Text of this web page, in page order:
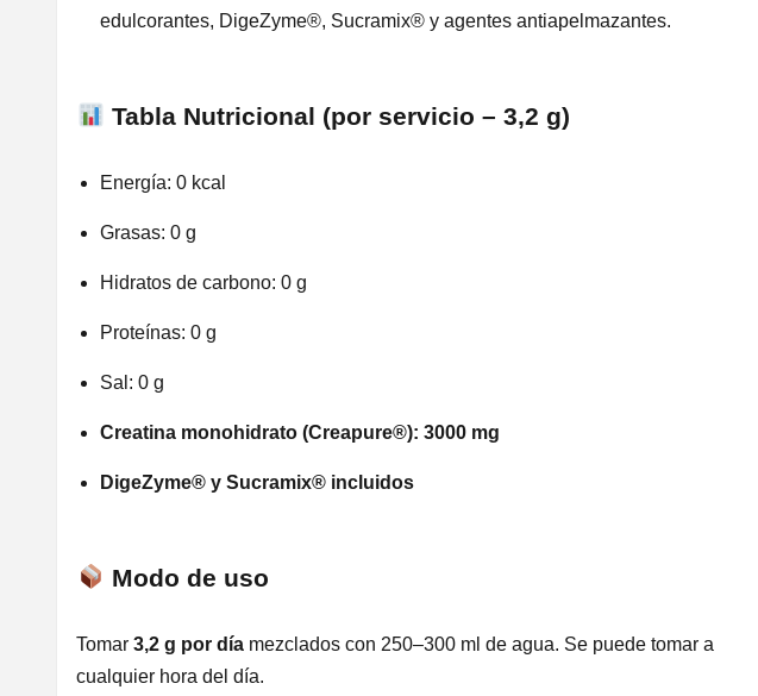
edulcorantes, DigeZyme®, Sucramix® y agentes antiapelmazantes.
Tabla Nutricional (por servicio – 3,2 g)
Energía: 0 kcal
Grasas: 0 g
Hidratos de carbono: 0 g
Proteínas: 0 g
Sal: 0 g
Creatina monohidrato (Creapure®): 3000 mg
DigeZyme® y Sucramix® incluidos
Modo de uso
Tomar3,2 g por día mezclados con 250–300 ml de agua. Se puede tomar a
cualquier hora del día.